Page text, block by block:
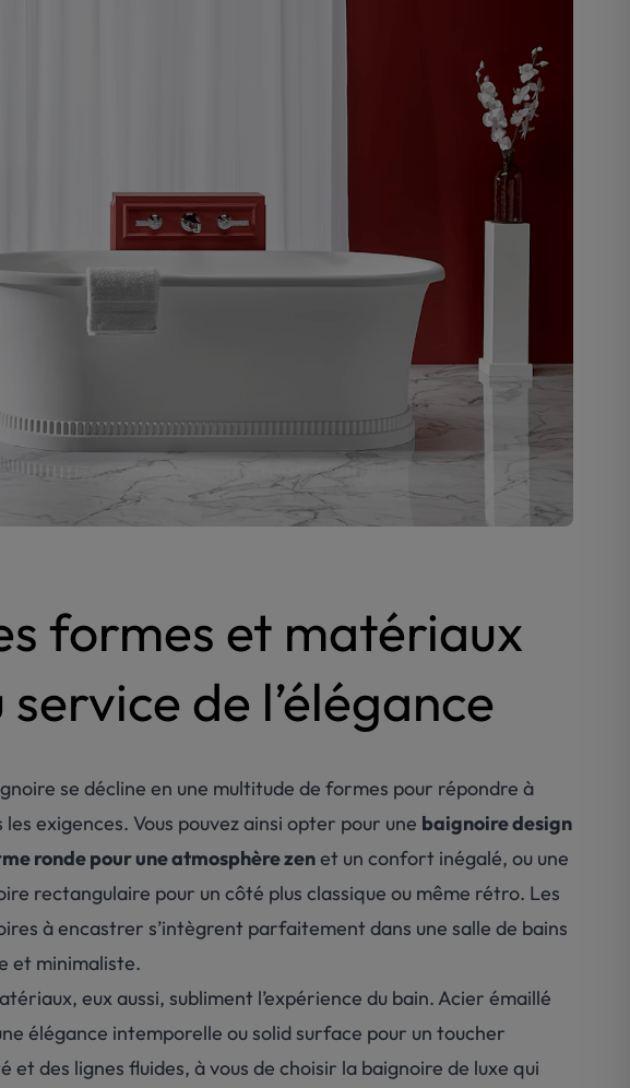
formes et matériaux
service de l’élégance
se décline en une multitude de formes pour répondre à
exigences. Vous pouvez ainsi opter pour une baignoire design
ronde pour une atmosphère zenet un confort inégalé, ou une
rectangulaire pour un côté plus classique ou même rétro. Les
à encastrer s’intègrent parfaitement dans une salle de bains
et minimaliste.
eux aussi, subliment l’expérience du bain. Acier émaillé
élégance intemporelle ou solid surface pour un toucher
et des lignes fluides, à vous de choisir la baignoire de luxe qui